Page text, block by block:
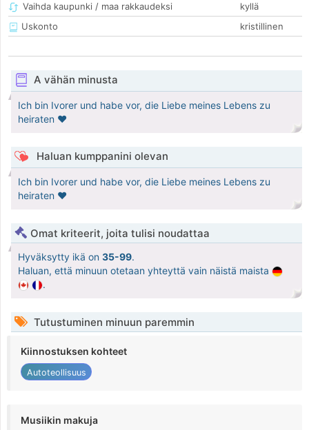
Vaihda kaupunki / maa rakkaudeksi
kyllä
Uskonto
kristillinen
A vähän minusta
Ich bin Ivorer und habe vor, die Liebe meines Lebens zu
heiraten ♥️
Haluan kumppanini olevan
Ich bin Ivorer und habe vor, die Liebe meines Lebens zu
heiraten ♥️
Omat kriteerit, joita tulisi noudattaa
Hyväksytty ikä on 35-99.
Haluan, että minuun otetaan yhteyttä vain näistä maista
.
Tutustuminen minuun paremmin
Kiinnostuksen kohteet
Autoteollisuus
Musiikin makuja